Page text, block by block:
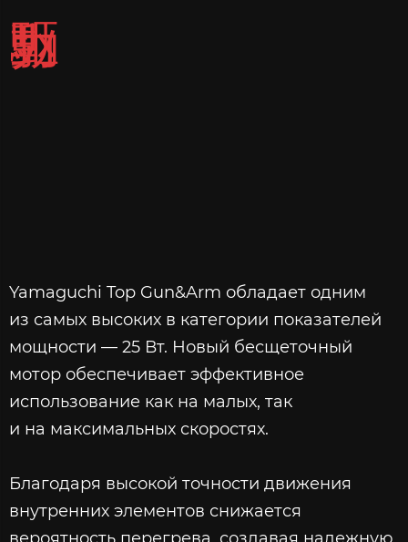
Yamaguchi Top Gun&Arm обладает одним
из самых высоких в категории показателей
мощности — 25 Вт. Новый бесщеточный
мотор обеспечивает эффективное
использование как на малых, так
и на максимальных скоростях.
Благодаря высокой точности движения
внутренних элементов снижается
вероятность перегрева, создавая надежную